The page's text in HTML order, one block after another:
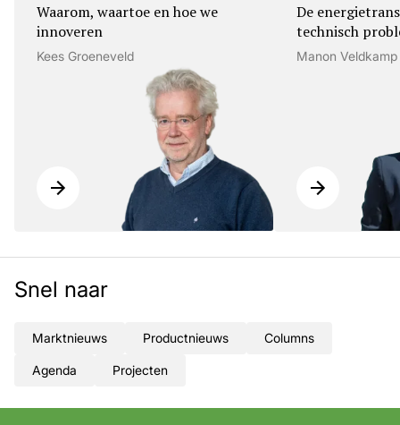
Waarom, waartoe en hoe we
innoveren
Kees Groeneveld
De
technisch
Manon Veldkamp
Snel naar
Marktnieuws Productnieuws Columns
Agenda Projecten